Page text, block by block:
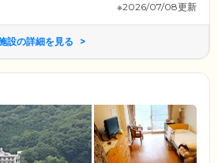
※2026/07/08更新
設の詳細を見る